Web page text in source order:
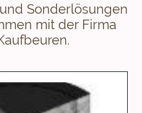
Sonderlösungen
mit der Firma